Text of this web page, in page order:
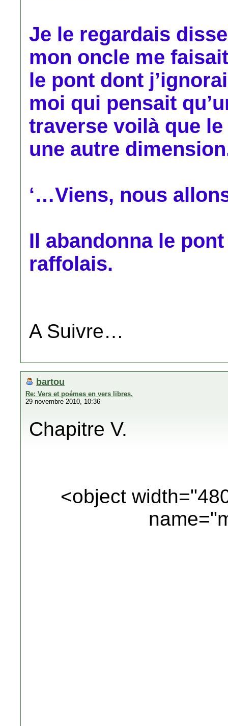
Je le regardais
mon oncle me
le pont dont
moi qui pensait
traverse voilà que
une autre
‘…Viens, nous
Il abandonna le
raffolais.
A Suivre…
bartou
Re: Vers et poémes en vers libres.
29 novembre 2010, 10:36
Chapitre V.
<object